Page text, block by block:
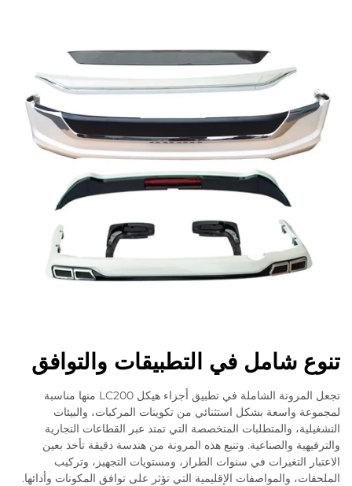
تنوع شامل في التطبيقات والتوافق
تجعل المرونة الشاملة في تطبيق أجزاء هيكل LC200 منها مناسبة
لمجموعة واسعة بشكل استثنائي من تكوينات المركبات، والبيئات
التشغيلية، والمتطلبات المتخصصة التي تمتد عبر القطاعات التجارية
والترفيهية والصناعية. وتنبع هذه المرونة من هندسة دقيقة تأخذ بعين
الاعتبار التغيرات في سنوات الطراز، ومستويات التجهيز، وتركيب
الملحقات، والمواصفات الإقليمية التي تؤثر على توافق المكونات وأدائها.